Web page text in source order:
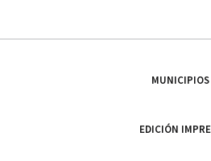
MUNICIPIOS
EDICIÓN